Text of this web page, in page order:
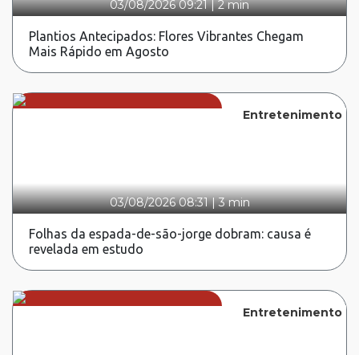
03/08/2026 09:21|2 min
Plantios Antecipados: Flores Vibrantes Chegam
Mais Rápido em Agosto
Entretenimento
03/08/2026 08:31|3 min
Folhas da espada-de-são-jorge dobram: causa é
revelada em estudo
Entretenimento